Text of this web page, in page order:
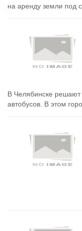
на аренду земли под
В Челябинске решают
автобусов. В этом